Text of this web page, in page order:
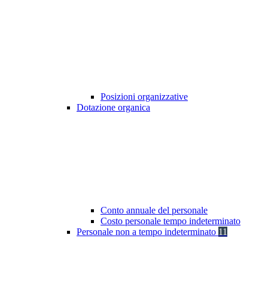
Posizioni organizzative
Dotazione organica
Conto annuale del personale
Costo personale tempo indeterminato
Personale non a tempo indeterminato 11